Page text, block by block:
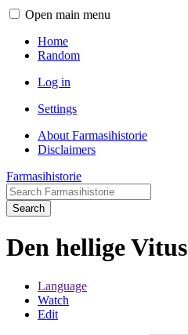
Open main menu
Home
Random
Log in
Settings
About Farmasihistorie
Disclaimers
Farmasihistorie
Search
Den hellige Vitus
Language
Watch
Edit